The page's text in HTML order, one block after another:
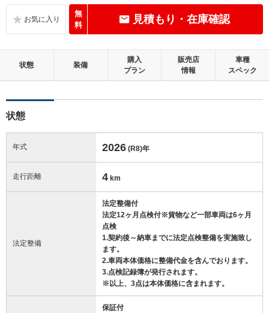
無
料
見積もり・在庫確認
状態 装備
購入
プラン
販売店
情報
車種
スペック
状態
年式 2026 (R8)年
走行距離 4 km
法定整備
法定整備付
法定12ヶ月点検付※貨物など一部車両は6ヶ月
点検
1.契約後～納車までに法定点検整備を実施致し
ます。
2.車両本体価格に整備代金を含んでおります。
3.点検記録簿が発行されます。
※以上、3点は本体価格に含まれます。
保証付